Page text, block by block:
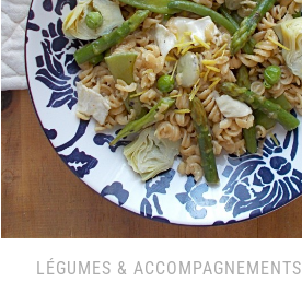
LÉGUMES & ACCOMPAGNEMENTS